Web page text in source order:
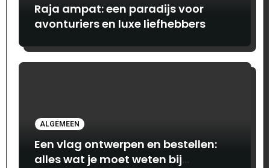
Raja ampat: een paradijs voor
avonturiers en luxe liefhebbers
ALGEMEEN
Een vlag ontwerpen en bestellen:
alles wat je moet weten bij